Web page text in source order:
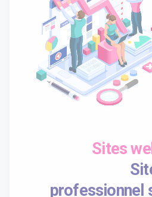
Sites
professionnel